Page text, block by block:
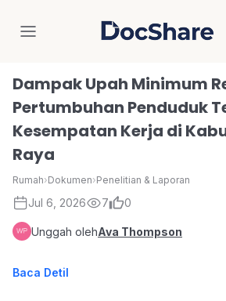
DocShare
Dampak Upah Minimum
Pertumbuhan Penduduk
Kesempatan Kerja di
Raya
Rumah›Dokumen›Penelitian & Laporan
Jul 6, 2026 7 0
Unggah olehAva Thompson
Baca Detil